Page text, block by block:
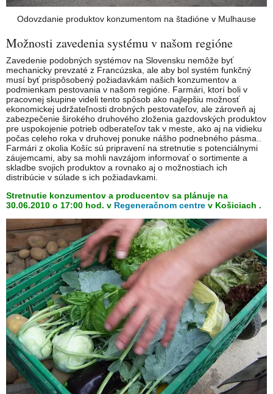
Odovzdanie produktov konzumentom na štadióne v Mulhause
Možnosti zavedenia systému v našom regióne
Zavedenie podobných systémov na Slovensku nemôže byť
mechanicky prevzaté z Francúzska, ale aby bol systém funkčný
musí byť prispôsobený požiadavkám našich konzumentov a
podmienkam pestovania v našom regióne. Farmári, ktorí boli v
pracovnej skupine videli tento spôsob ako najlepšiu možnosť
ekonomickej udržateľnosti drobných pestovateľov, ale zároveň aj
zabezpečenie širokého druhového zloženia gazdovských produktov
pre uspokojenie potrieb odberateľov tak v meste, ako aj na vidieku
počas celeho roka v druhovej ponuke nášho podnebného pásma..
Farmári z okolia Košíc sú pripravení na stretnutie s potenciálnymi
záujemcami, aby sa mohli navzájom informovať o sortimente a
skladbe svojich produktov a rovnako aj o možnostiach ich
distribúcie v súlade s ich požiadavkami.
Stretnutie konzumentov a producentov sa plánuje na
30.06.2010 o 17:00 hod. v Regeneračnom centre v Košiciach .